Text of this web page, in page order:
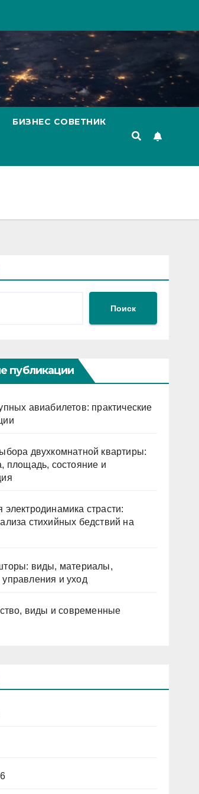
БИЗНЕС СОВЕТНИК
Поиск
публикации
авиабилетов: практические
двухкомнатной квартиры:
площадь, состояние и
электродинамика страсти:
стихийных бедствий на
виды, материалы,
и уход
виды и современные